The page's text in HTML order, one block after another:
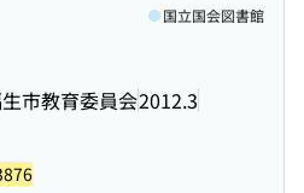
市教育委員会2012.3
国立国会図書館